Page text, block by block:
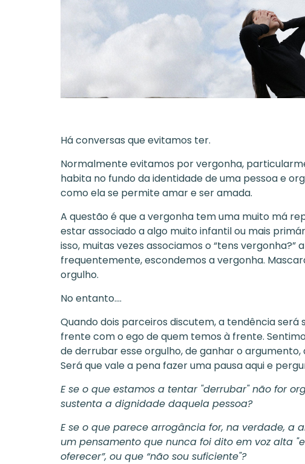
Há conversas que evitamos ter.
Normalmente evitamos por vergonha,
habita no fundo da identidade de uma pessoa e
como ela se permite amar e ser amada.
A questão é que a vergonha tem uma muito má
estar associado a algo muito infantil ou mais
isso, muitas vezes associamos o “tens vergonha?”
frequentemente, escondemos a vergonha.
orgulho.
No entanto....
Quando dois parceiros discutem, a tendência será
frente com o ego de quem temos à frente.
de derrubar esse orgulho, de ganhar o
Será que vale a pena fazer uma pausa aqui e
E se o que estamos a tentar "derrubar" não for
sustenta a dignidade daquela pessoa?
E se o que parece arrogância for, na verdade, a
um pensamento que nunca foi dito em voz alta
oferecer”, ou que “não sou suficiente"?